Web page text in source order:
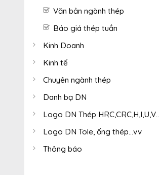
Văn bản ngành thép
Báo giá thép tuần
Kinh Doanh
Kinh tế
Chuyên ngành thép
Danh bạ DN
Logo DN Thép HRC,CRC,H,I,U,V..
Logo DN Tole, ống thép...vv
Thông báo